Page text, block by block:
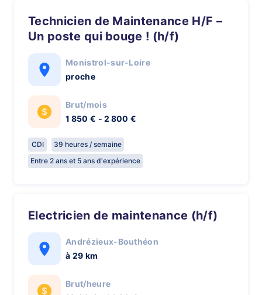
Technicien de Maintenance H/F –
Un poste qui bouge ! (h/f)
Monistrol-sur-Loire
proche
Brut/mois
1 850 € - 2 800 €
CDI
39 heures / semaine
Entre 2 ans et 5 ans d'expérience
Electricien de maintenance (h/f)
Andrézieux-Bouthéon
à 29 km
Brut/heure